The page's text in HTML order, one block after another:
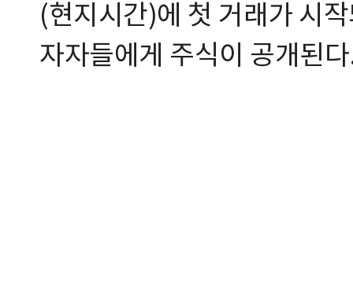
(현지시간)에 첫 거래가 시
자자들에게 주식이 공개된